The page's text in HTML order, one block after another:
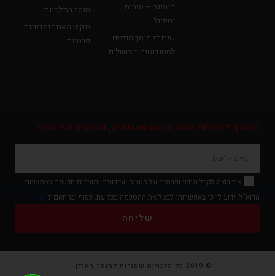
הנהיגה – סיבות
וטיפול
שירותי מוסך מוזלים
לסטודנטים בירושלים
מוסך בתלפיות
תקנון האתר ומדיניות
פרטיות
הצטרף לניוזלטר שלנו ותהנה מעדכונים, מבצעים וחידושים
אני רוצה לקבל מידע ופרסום על הטבות, עדכונים ומוצרים חדשים באמצעות
הדוא"ל. ידוע לי כי באפשרותי לבטל את ההסכמה בכל עת. כפוף ובהתאם לתקנון
שליחה
© 2019 כל הזכויות שמורות למוסך ראנדן